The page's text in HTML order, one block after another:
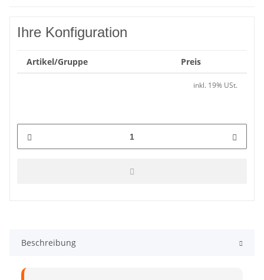
Ihre Konfiguration
Artikel/Gruppe Preis
inkl. 19% USt.
Beschreibung